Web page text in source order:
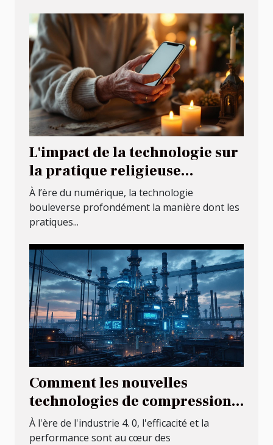
L'impact de la technologie sur
la pratique religieuse
traditionnelle
À l’ère du numérique, la technologie
bouleverse profondément la manière dont les
pratiques...
Comment les nouvelles
technologies de compression
améliorent les processus
industriels ?
À l'ère de l'industrie 4. 0, l'efficacité et la
performance sont au cœur des